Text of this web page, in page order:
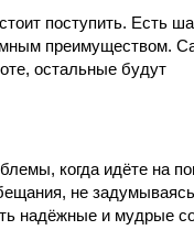
поступить. Есть
преимуществом.
остальные будут
когда идёте на
не
надёжные и мудрые